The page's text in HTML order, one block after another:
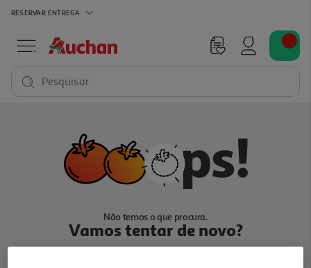
RESERVAR ENTREGA
Pesquisar
Não temos o que procura.
Vamos tentar de novo?